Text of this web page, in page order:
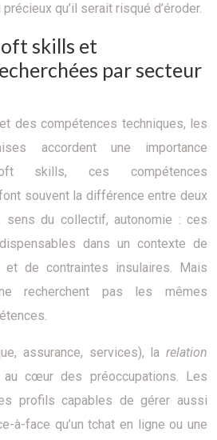
qu’il serait risqué d’éroder.
skills et
par secteur
des compétences techniques, les
accordent une importance
skills, ces compétences
souvent la différence entre deux
sens du collectif, autonomie : ces
dans un contexte de
et de contraintes insulaires. Mais
recherchent pas les mêmes
assurance, services), la relation
cœur des préoccupations. Les
profils capables de gérer aussi
à-face qu’un tchat en ligne ou une